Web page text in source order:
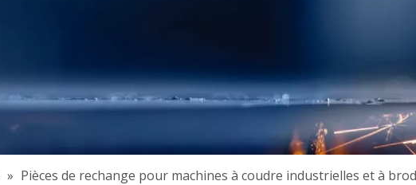
Les autres
» Pièces de rechange pour machines à coudre industrielles et à